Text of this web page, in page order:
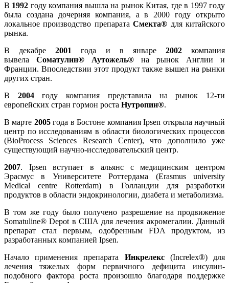
В 1992 году компания вышла на рынок Китая, где в 1997 году
была создана дочерняя компания, а в 2000 году открыто
локальное производство препаратаСмекта® для китайского
рынка.
В декабре2001 года и в январе 2002компания
вывела Соматулин® Аутожель® на рынок Англии и
Франции. Впоследствии этот продукт также вышел на рынки
других стран.
В 2004году компания представила на рынок 12-ти
европейских стран гормон роста Нутропин®.
В марте 2005года в Бостоне компания Ipsen открыла научный
центр по исследованиям в области биологических процессов
(BioProcess Sciences Research Center), что дополнило уже
существующий научно-исследовательский центр.
2007. Ipsen вступает в альянс с медицинским центром
Эрасмус в Университете Роттердама (Erasmus university
Medical centre Rotterdam) в Голландии для разработки
продуктов в области эндокринологии, диабета и метаболизма.
В том же году было получено разрешение на продвижение
Somatuline® Depot в США для лечения акромегалии. Данный
препарат стал первым, одобренным FDA продуктом, из
разработанных компанией Ipsen.
Начало применения препарата Инкрелекс(Increlex®) для
лечения тяжелых форм первичного дефицита инсулин-
подобного фактора роста произошло благодаря поддержке